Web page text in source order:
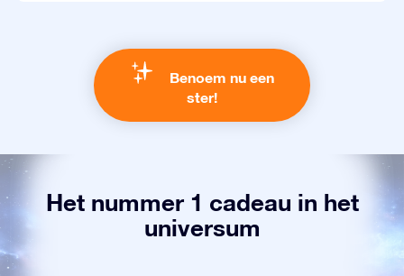
Benoem nu een
ster!
Het nummer 1 cadeau in het
universum